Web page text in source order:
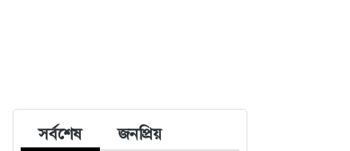
সর্বশেষ জনপ্রিয়